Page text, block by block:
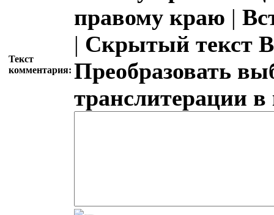
Текст
комментария:
правому краю |
| Скрытый текст
Преобразовать
транслитерации